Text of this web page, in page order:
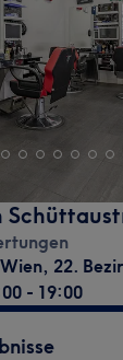
Wien, 22.
- 19:00